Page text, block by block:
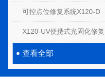
可控点位修复系统X120-D
查看全部